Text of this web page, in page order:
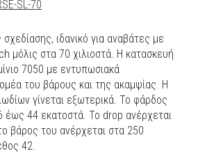
σχεδίασης, ιδανικό για αναβάτες με
μόλις στα 70 χιλιοστά. Η κατασκευή
7050 με εντυπωσιακά
του βάρους και της ακαμψίας. Η
γίνεται εξωτερικά. Το φάρδος
έως 44 εκατοστά. Το drop ανέρχεται
βάρος του ανέρχεται στα 250
42.